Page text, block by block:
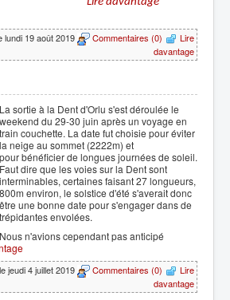
lundi 19 août 2019 Commentaires (0)
Lire
davantage
La sortie à la Dent d'Orlu s'est déroulée le
weekend du 29-30 juin après un voyage en
train couchette. La date fut choisie pour éviter
la neige au sommet (2222m) et
pour bénéficier de longues journées de soleil.
Faut dire que les voies sur la Dent sont
interminables, certaines faisant 27 longueurs,
800m environ, le solstice d'été s'averait donc
être une bonne date pour s'engager dans de
trépidantes envolées.
Nous n'avions cependant pas anticipé
jeudi 4 juillet 2019 Commentaires (0)
Lire
davantage